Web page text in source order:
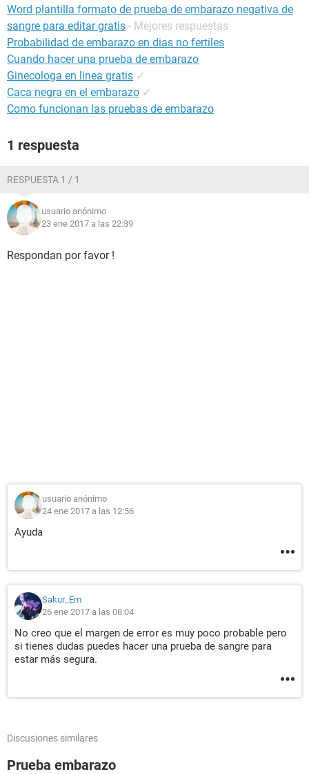
Word plantilla formato de prueba de embarazo negativa de
sangre para editar gratis - Mejores respuestas
Probabilidad de embarazo en dias no fertiles
Cuando hacer una prueba de embarazo
Ginecologa en linea gratis ✓
Caca negra en el embarazo ✓
Como funcionan las pruebas de embarazo
1 respuesta
RESPUESTA 1 / 1
usuario anónimo
23 ene 2017 a las 22:39
Respondan por favor !
usuario anónimo
24 ene 2017 a las 12:56
Ayuda
Sakur_Em
26 ene 2017 a las 08:04
No creo que el margen de error es muy poco probable pero
si tienes dudas puedes hacer una prueba de sangre para
estar más segura.
Discusiones similares
Prueba embarazo